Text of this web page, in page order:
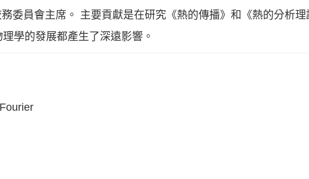
委員會主席。 主要貢獻是在研究《熱的傳播》和《熱的分析理
學的發展都產生了深遠影響。